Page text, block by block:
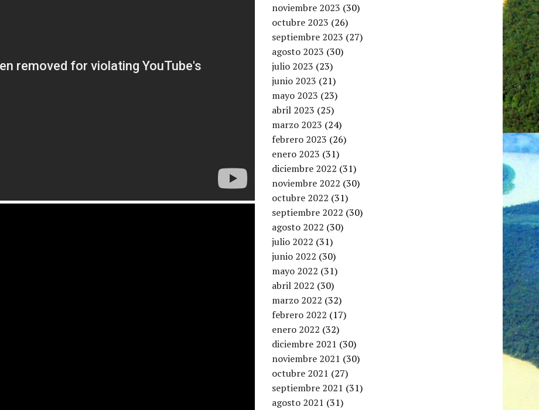
noviembre 2023 (30)
octubre 2023 (26)
septiembre 2023 (27)
agosto 2023 (30)
julio 2023 (23)
junio 2023 (21)
mayo 2023 (23)
abril 2023 (25)
marzo 2023 (24)
febrero 2023 (26)
enero 2023 (31)
diciembre 2022 (31)
noviembre 2022 (30)
octubre 2022 (31)
septiembre 2022 (30)
agosto 2022 (30)
julio 2022 (31)
junio 2022 (30)
mayo 2022 (31)
abril 2022 (30)
marzo 2022 (32)
febrero 2022 (17)
enero 2022 (32)
diciembre 2021 (30)
noviembre 2021 (30)
octubre 2021 (27)
septiembre 2021 (31)
agosto 2021 (31)